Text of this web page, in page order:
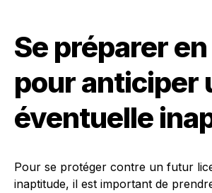
Se préparer
pour anticiper
éventuelle
Pour se protéger contre un futur
inaptitude, il est important de